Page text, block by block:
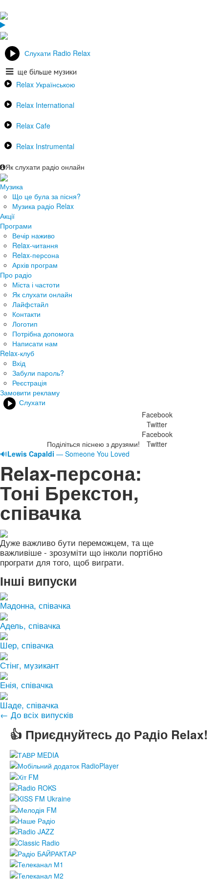
Слухати Radio Relax
ще більше музики
Relax Українською
Relax International
Relax Cafe
Relax Instrumental
Як слухати радіо онлайн
Музика
Що це була за пісня?
Музика радіо Relax
Акції
Програми
Вечір наживо
Relax-читання
Relax-персона
Архів програм
Про радіо
Міста і частоти
Як слухати онлайн
Лайфстайл
Контакти
Логотип
Потрібна допомога
Написати нам
Relax-клуб
Вхід
Забули пароль?
Реєстрація
Замовити рекламу
Слухати
Поділіться піснею з друзями!
Facebook
Twitter
Facebook
Twitter
🔊Lewis Capaldi — Someone You Loved
Relax-персона:
Тоні Брекстон,
співачка
Дуже важливо бути переможцем, та ще
важливіше - зрозуміти що інколи портібно
програти для того, щоб виграти.
Інші випуски
Мадонна, співачка
Адель, співачка
Шер, співачка
Стінг, музикант
Енія, співачка
Шаде, співачка
← До всіх випусків
👍 Приєднуйтесь до Радіо Relax!